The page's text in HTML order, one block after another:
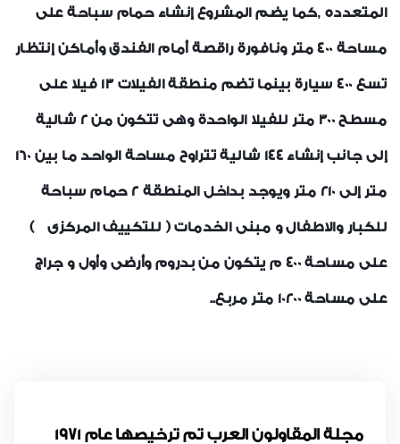
المتعدده ,كما يضم المشروع إنشاء حمام سباحة على
مساحة 400 متر ونافورة راقصة أمام الفندق وأماكن إنتظار
تسع 400 سيارة بينما تضم منطقة الفيلات 13 فيلا على
مسطح 300 متر للفيلا الواحدة وهى تتكون من 2 شالية
إلى جانب إنشاء 144 شالية تتراوح مساحة الواحد ما بين 160
متر إلى 210 متر ويوجد بداخل المنطقة 2 حمام سباحة
للكبار والاطفال و مبنى الخدمات ( للتكييف المركزى )
على مساحة 400 م يتكون من بدروم وأرضى وأول و جراج
على مساحة 10200 متر مربع..
مجلة المقاولون العرب تم ترخيصها عام 1971